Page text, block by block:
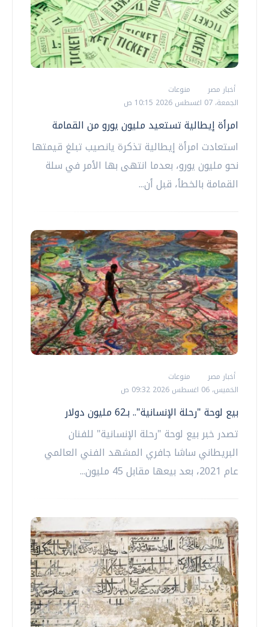
أخبار مصر
منوعات
الجمعة، 07 اغسطس 2026 10:15 ص
امرأة إيطالية تستعيد مليون يورو من القمامة
استعادت امرأة إيطالية تذكرة يانصيب تبلغ قيمتها
نحو مليون يورو، بعدما انتهى بها الأمر في سلة
القمامة بالخطأ، قبل أن...
أخبار مصر
منوعات
الخميس، 06 اغسطس 2026 09:32 ص
بيع لوحة "رحلة الإنسانية".. بـ62 مليون دولار
تصدر خبر بيع لوحة "رحلة الإنسانية" للفنان
البريطاني ساشا جافري المشهد الفني العالمي
عام 2021، بعد بيعها مقابل 45 مليون...